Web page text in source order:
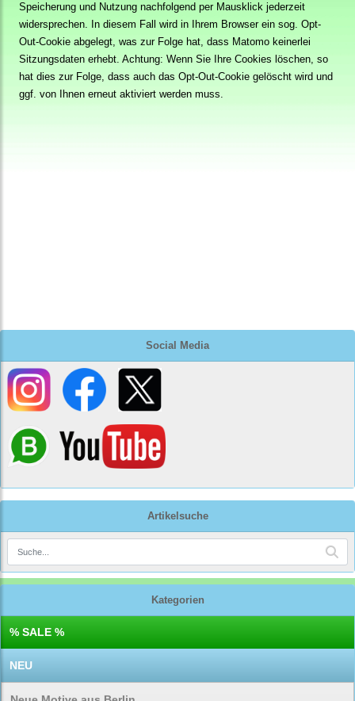
Social Media
Artikelsuche
Kategorien
% SALE %
NEU
Speicherung und Nutzung nachfolgend per Mausklick jederzeit
widersprechen. In diesem Fall wird in Ihrem Browser ein sog. Opt-
Out-Cookie abgelegt, was zur Folge hat, dass Matomo keinerlei
Sitzungsdaten erhebt. Achtung: Wenn Sie Ihre Cookies löschen, so
hat dies zur Folge, dass auch das Opt-Out-Cookie gelöscht wird und
ggf. von Ihnen erneut aktiviert werden muss.